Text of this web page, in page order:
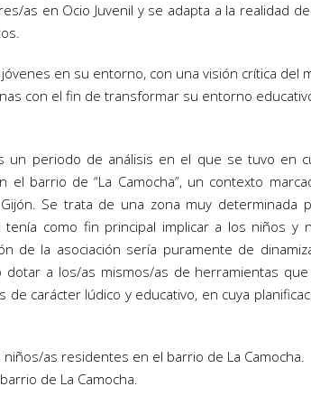
as en Ocio Juvenil y se adapta a la realidad
en su entorno, con una visión crítica del
con el fin de transformar su entorno
un periodo de análisis en el que se tuvo en
barrio de “La Camocha”, un contexto
Se trata de una zona muy determinada
como fin principal implicar a los niños y
de la asociación sería puramente de
a los/as mismos/as de herramientas
carácter lúdico y educativo, en cuya
as residentes en el barrio de La Camocha.
de La Camocha.